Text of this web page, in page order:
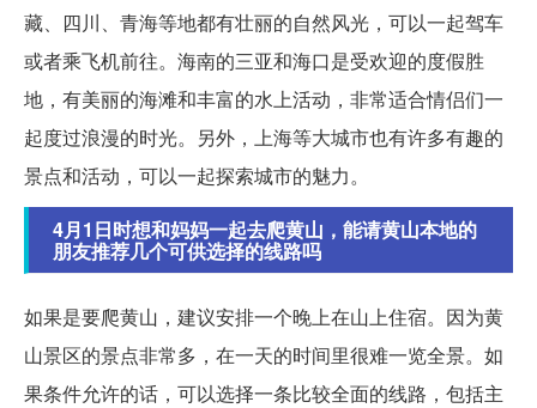
藏、四川、青海等地都有壮丽的自然风光，可以一起驾车
或者乘飞机前往。海南的三亚和海口是受欢迎的度假胜
地，有美丽的海滩和丰富的水上活动，非常适合情侣们一
起度过浪漫的时光。另外，上海等大城市也有许多有趣的
景点和活动，可以一起探索城市的魅力。
4月1日时想和妈妈一起去爬黄山，能请黄山本地的
朋友推荐几个可供选择的线路吗
如果是要爬黄山，建议安排一个晚上在山上住宿。因为黄
山景区的景点非常多，在一天的时间里很难一览全景。如
果条件允许的话，可以选择一条比较全面的线路，包括主